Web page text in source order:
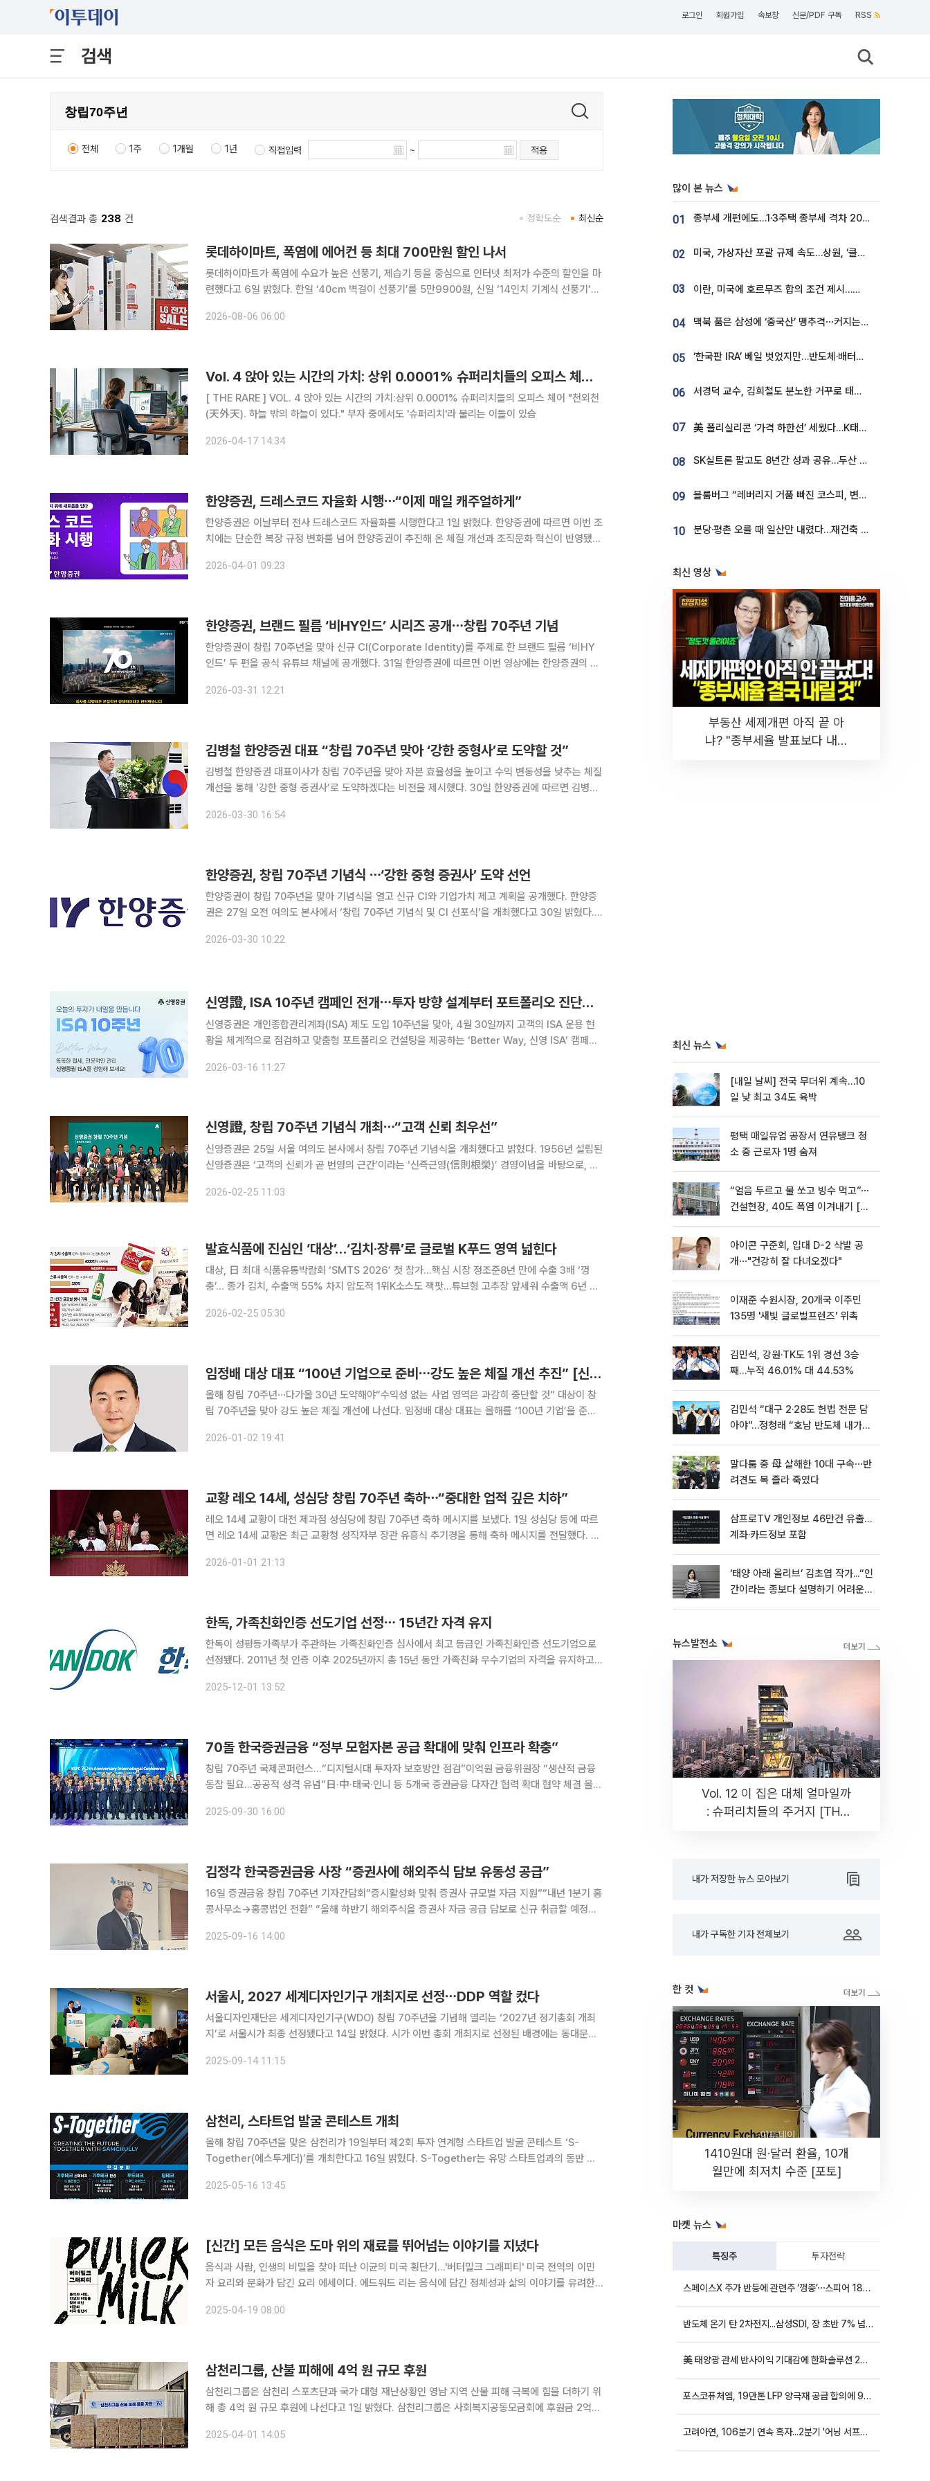
로그인 회원가입 속보창 신문/PDF 구독 RSS
검색
전체 1주 1개월 1년 직접입력 ~ 적용
검색결과 총 238 건 최신순
정확도순
롯데하이마트, 폭염에 에어컨 등 최대 700만원 할인 나서
롯데하이마트가 폭염에 수요가 높은 선풍기, 제습기 등을 중심으로 인터넷 최저가 수준의 할인을 마
련했다고 6일 밝혔다. 한일 ‘40cm 벽걸이 선풍기’를 5만9900원, 신일 ‘14인치 기계식 선풍기’는
LG전자 가전 중심으로 ‘하이라이트 세일’을
2026-08-06 06:00
Vol. 4 앉아 있는 시간의 가치: 상위 0.0001% 슈퍼리치들의 오피스 체어 [THE RARE]
[ THE RARE ] VOL. 4 앉아 있는 시간의 가치:상위 0.0001% 슈퍼리치들의 오피스 체어 "천외천
(天外天). 하늘 밖의 하늘이 있다." 부자 중에서도 '슈퍼리치'라 불리는 이들이 있습
2026-04-17 14:34
한양증권, 드레스코드 자율화 시행⋯“이제 매일 캐주얼하게”
한양증권은 이날부터 전사 드레스코드 자율화를 시행한다고 1일 밝혔다. 한양증권에 따르면 이번 조
치에는 단순한 복장 규정 변화를 넘어 한양증권이 추진해 온 체질 개선과 조직문화 혁신이 반영됐
2026-04-01 09:23
한양증권, 브랜드 필름 ‘비HY인드’ 시리즈 공개⋯창립 70주년 기념
한양증권이 창립 70주년을 맞아 신규 CI(Corporate Identity)를 주제로 한 브랜드 필름 ‘비HY
인드’ 두 편을 공식 유튜브 채널에 공개했다. 31일 한양증권에 따르면 이번 영상에는 한양증권의 브
다. 두 편 모두 실제 한양증권의 브랜드 전략을 내
2026-03-31 12:21
김병철 한양증권 대표 “창립 70주년 맞아 ‘강한 중형사’로 도약할 것”
김병철 한양증권 대표이사가 창립 70주년을 맞아 자본 효율성을 높이고 수익 변동성을 낮추는 체질
개선을 통해 ‘강한 중형 증권사’로 도약하겠다는 비전을 제시했다. 30일 한양증권에 따르면 김병철
로 한 단계 도약할 적기라고 강조하며, 자기자본이익률(ROE) 1
2026-03-30 16:54
한양증권, 창립 70주년 기념식 ⋯‘강한 중형 증권사’ 도약 선언
한양증권이 창립 70주년을 맞아 기념식을 열고 신규 CI와 기업가치 제고 계획을 공개했다. 한양증
권은 27일 오전 여의도 본사에서 ‘창립 70주년 기념식 및 CI 선포식’을 개최했다고 30일 밝혔다.
한양증권의 70년 유산과 미래 전략을 조명하는 브랜드 필름
2026-03-30 10:22
신영證, ISA 10주년 캠페인 전개⋯투자 방향 설계부터 포트폴리오 진단까지
신영증권은 개인종합관리계좌(ISA) 제도 도입 10주년을 맞아, 4월 30일까지 고객의 ISA 운용 현
황을 체계적으로 점검하고 맞춤형 포트폴리오 컨설팅을 제공하는 ‘Better Way, 신영 ISA’ 캠페인
용 성과와 관리 강화를 목적으로 마련됐다. 신
2026-03-16 11:27
신영證, 창립 70주년 기념식 개최⋯“고객 신뢰 최우선”
신영증권은 25일 서울 여의도 본사에서 창립 70주년 기념식을 개최했다고 밝혔다. 1956년 설립된
신영증권은 ‘고객의 신뢰가 곧 번영의 근간’이라는 ‘신즉근영(信則根榮)’ 경영이념을 바탕으로, 단
째 연속 흑자와 배당을 기록하며, 변동성이 큰 금융 환경
2026-02-25 11:03
발효식품에 진심인 ‘대상’…‘김치·장류’로 글로벌 K푸드 영역 넓힌다
대상, 日 최대 식품유통박람회 ‘SMTS 2026’ 첫 참가...핵심 시장 정조준8년 만에 수출 3배 ‘껑
충’… 종가 김치, 수출액 55% 차지 압도적 1위K소스도 잭팟…튜브형 고추장 앞세워 수출액 6년 새
간편식 위주로 확산하고 있는 ‘K푸드 세계화’
2026-02-25 05:30
임정배 대상 대표 “100년 기업으로 준비⋯강도 높은 체질 개선 추진” [신년사]
올해 창립 70주년⋯다가올 30년 도약해야“수익성 없는 사업 영역은 과감히 중단할 것” 대상이 창
립 70주년을 맞아 강도 높은 체질 개선에 나선다. 임정배 대상 대표는 올해를 ‘100년 기업’을 준비
2026-01-02 19:41
교황 레오 14세, 성심당 창립 70주년 축하⋯“중대한 업적 깊은 치하”
레오 14세 교황이 대전 제과점 성심당에 창립 70주년 축하 메시지를 보냈다. 1일 성심당 등에 따르
면 레오 14세 교황은 최근 교황청 성직자부 장관 유흥식 추기경을 통해 축하 메시지를 전달했다. 교
2026-01-01 21:13
한독, 가족친화인증 선도기업 선정⋯ 15년간 자격 유지
한독이 성평등가족부가 주관하는 가족친화인증 심사에서 최고 등급인 가족친화인증 선도기업으로
선정됐다. 2011년 첫 인증 이후 2025년까지 총 15년 동안 가족친화 우수기업의 자격을 유지하고
가족친화제도 운영 실적 등이 우수한 기업에 부여되고 있다. 단
2025-12-01 13:52
70돌 한국증권금융 “정부 모험자본 공급 확대에 맞춰 인프라 확충”
창립 70주년 국제콘퍼런스…“디지털시대 투자자 보호방안 점검”이억원 금융위원장 “생산적 금융
동참 필요…공공적 성격 유념”日·中·태국·인니 등 5개국 증권금융 다자간 협력 확대 협약 체결 올해
2025-09-30 16:00
김정각 한국증권금융 사장 “증권사에 해외주식 담보 유동성 공급”
16일 증권금융 창립 70주년 기자간담회“증시활성화 맞춰 증권사 규모별 자금 지원”“내년 1분기 홍
콩사무소→홍콩법인 전환” “올해 하반기 해외주식을 증권사 자금 공급 담보로 신규 취급할 예정입
담회에서 “최근 해외투자 확대 추세를 고려한 결정”이라며 이같이
2025-09-16 14:00
서울시, 2027 세계디자인기구 개최지로 선정⋯DDP 역할 컸다
서울디자인재단은 세계디자인기구(WDO) 창립 70주년을 기념해 열리는 ‘2027년 정기총회 개최
지’로 서울시가 최종 선정됐다고 14일 밝혔다. 시가 이번 총회 개최지로 선정된 배경에는 동대문디
서울을 성장 중심 도시에서 디자인을 통해 삶의 질을 개선하는
2025-09-14 11:15
삼천리, 스타트업 발굴 콘테스트 개최
올해 창립 70주년을 맞은 삼천리가 19일부터 제2회 투자 연계형 스타트업 발굴 콘테스트 ‘S-
Together(에스투게더)’를 개최한다고 16일 밝혔다. S-Together는 유망 스타트업과의 동반 성
데모데이를 거쳐 최종 5개 스타트업을 선발할 예정이다.
2025-05-16 13:45
[신간] 모든 음식은 도마 위의 재료를 뛰어넘는 이야기를 지녔다
음식과 사람, 인생의 비밀을 찾아 떠난 이균의 미국 횡단기…'버터밀크 그래피티' 미국 전역의 이민
자 요리와 문화가 담긴 요리 에세이다. 에드워드 리는 음식에 담긴 정체성과 삶의 이야기를 유려한
자의 사연과 전통을 요리를 통해 전한다. 책에는 사진 없는 요
2025-04-19 08:00
삼천리그룹, 산불 피해에 4억 원 규모 후원
삼천리그룹은 삼천리 스포츠단과 국가 대형 재난상황인 영남 지역 산불 피해 극복에 힘을 더하기 위
해 총 4억 원 규모 후원에 나선다고 1일 밝혔다. 삼천리그룹은 사회복지공동모금회에 후원금 2억
약 1만7000인분을 피해가 컸던 경북 안동시에 전달한다. 또
2025-04-01 14:05
많이 본 뉴스
01 종부세 개편에도…1·3주택 종부세 격차 2028년부터 확대
02 미국, 가상자산 포괄 규제 속도…상원, ‘클래리티법’ 9월 절차투표 추진
03 이란, 미국에 호르무즈 합의 조건 제시…美 “경기 아직 안 끝나” [종합]
04 맥북 품은 삼성에 ‘중국산’ 맹추격⋯커지는 노트북 OLED 시장
05 ‘한국판 IRA’ 베일 벗었지만…반도체·배터리 업계 “시행령이 관건”
06 서경덕 교수, 김희철도 분노한 거꾸로 태극기⋯"엉터리는 아냐, 아쉬울 뿐"
07 美 폴리실리콘 ‘가격 하한선’ 세웠다…K태양광 수혜 기대
08 SK실트론 팔고도 8년간 성과 공유…두산 인수대금 2.3조가 끝 아냐
09 블룸버그 “레버리지 거품 빠진 코스피, 변동성 최악 국면 지났을 가능성”
10 분당·평촌 오를 때 일산만 내렸다…재건축 기대감도 ‘무색’
최신 영상
부동산 세제개편 아직 끝 아
냐? "종부세율 발표보다 내릴
최신 뉴스
[내일 날씨] 전국 무더위 계속…10
일 낮 최고 34도 육박
평택 매일유업 공장서 연유탱크 청
소 중 근로자 1명 숨져
“얼음 두르고 물 쏘고 빙수 먹고”⋯
건설현장, 40도 폭염 이겨내기 [르
아이콘 구준회, 입대 D-2 삭발 공
개⋯"건강히 잘 다녀오겠다"
이재준 수원시장, 20개국 이주민
135명 '새빛 글로벌프렌즈' 위촉
김민석, 강원·TK도 1위 경선 3승
째…누적 46.01% 대 44.53%
김민석 “대구 2·28도 헌법 전문 담
아야”…정청래 “호남 반도체 내가
말다툼 중 母 살해한 10대 구속⋯반
려견도 목 졸라 죽였다
삼프로TV 개인정보 46만건 유출…
계좌·카드정보 포함
‘태양 아래 올리브’ 김초엽 작가...“인
간이라는 종보다 설명하기 어려운
뉴스발전소
Vol. 12 이 집은 대체 얼마일까
: 슈퍼리치들의 주거지 [THE
내가 저장한 뉴스 모아보기
내가 구독한 기자 전체보기
한 컷
1410원대 원·달러 환율, 10개
월만에 최저치 수준 [포토]
마켓 뉴스
특징주 투자전략
스페이스X 주가 반등에 관련주 ‘껑충’⋯스피어 18%ㆍ에이치브이엠 12%↑
반도체 온기 탄 2차전지...삼성SDI, 장 초반 7% 넘게 껑충
美 태양광 관세 반사이익 기대감에 한화솔루션 20%대·OCI홀딩스 14%대 급등
포스코퓨처엠, 19만톤 LFP 양극재 공급 합의에 9%대 강세
고려아연, 106분기 연속 흑자...2분기 '어닝 서프라이즈'에 장 초반 12%대 강세